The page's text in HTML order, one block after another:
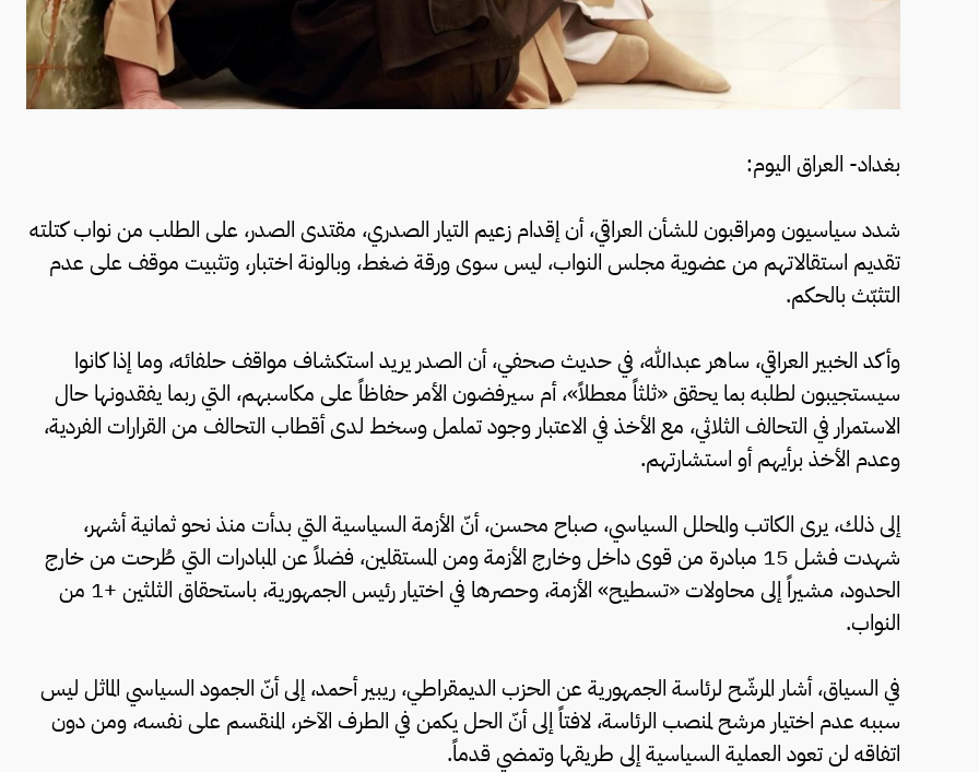
بغداد- العراق اليوم:
شدد سياسيون ومراقبون للشأن العراقي، أن إقدام زعيم التيار الصدري، مقتدى الصدر، على الطلب من نواب كتلته
تقديم استقالاتهم من عضوية مجلس النواب، ليس سوى ورقة ضغط، وبالونة اختبار، وتثبيت موقف على عدم
التثبّث بالحكم.
وأكد الخبير العراقي، ساهر عبدالله، في حديث صحفي، أن الصدر يريد استكشاف مواقف حلفائه، وما إذا كانوا
سيستجيبون لطلبه بما يحقق «ثلثاً معطلاً»، أم سيرفضون الأمر حفاظاً على مكاسبهم، التي ربما يفقدونها حال
الاستمرار في التحالف الثلاثي، مع الأخذ في الاعتبار وجود تململ وسخط لدى أقطاب التحالف من القرارات الفردية،
وعدم الأخذ برأيهم أو استشارتهم.
إلى ذلك، يرى الكاتب والمحلل السياسي، صباح محسن، أنّ الأزمة السياسية التي بدأت منذ نحو ثمانية أشهر،
شهدت فشل 15 مبادرة من قوى داخل وخارج الأزمة ومن المستقلين، فضلاً عن المبادرات التي طُرحت من خارج
الحدود، مشيراً إلى محاولات «تسطيح» الأزمة، وحصرها في اختيار رئيس الجمهورية، باستحقاق الثلثين +1 من
النواب.
في السياق، أشار المرشّح لرئاسة الجمهورية عن الحزب الديمقراطي، ريبير أحمد، إلى أنّ الجمود السياسي الماثل ليس
سببه عدم اختيار مرشح لمنصب الرئاسة، لافتاً إلى أنّ الحل يكمن في الطرف الآخر، المنقسم على نفسه، ومن دون
اتفاقه لن تعود العملية السياسية إلى طريقها وتمضي قدماً.